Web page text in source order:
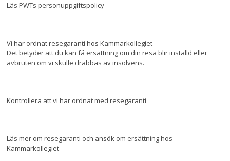
Läs PWTs personuppgiftspolicy
Vi har ordnat resegaranti hos Kammarkollegiet
Det betyder att du kan få ersättning om din resa blir inställd eller
avbruten om vi skulle drabbas av insolvens.
Kontrollera att vi har ordnat med resegaranti
Läs mer om resegaranti och ansök om ersättning hos
Kammarkollegiet